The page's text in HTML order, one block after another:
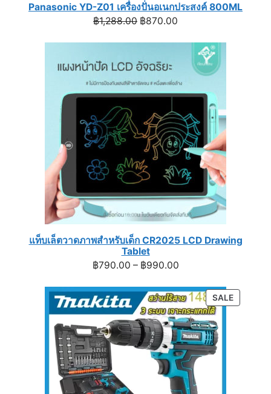
Panasonic YD-Z01 เครื่องปั่นอเนกประสงค์ 800ML
฿1,288.00 Original
฿1,288.00.
฿870.00
฿870.00.
แท็บเล็ตวาดภาพสำหรับเด็ก CR2025 LCD Drawing
Tablet
฿790.00 – ฿990.00Price
฿790.00
through
฿990.00
SALE
ON